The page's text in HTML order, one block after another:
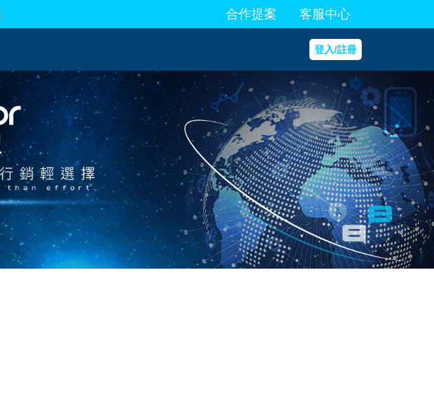
合作提案 客服中心
登入/註冊